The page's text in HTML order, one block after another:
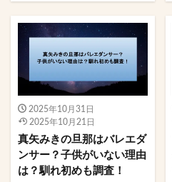
2025年10月31日
2025年10月21日
真矢みきの旦那はバレエダ
ンサー？子供がいない理由
は？馴れ初めも調査！